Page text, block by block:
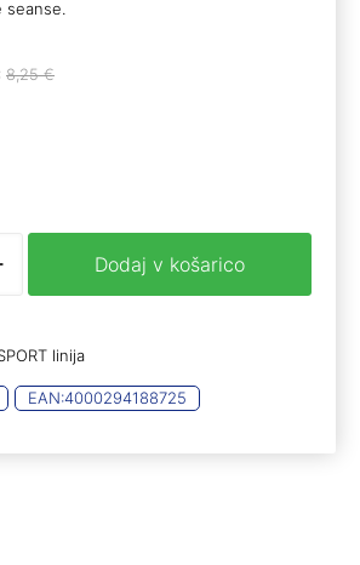
seanse.
8,25€
Dodaj v košarico
linija
EAN:4000294188725